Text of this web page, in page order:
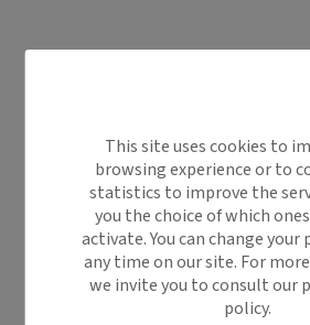
This site uses cookies to
browsing experience or to
statistics to improve the
you the choice of which
activate. You can change your
any time on our site. For
we invite you to consult our
policy.